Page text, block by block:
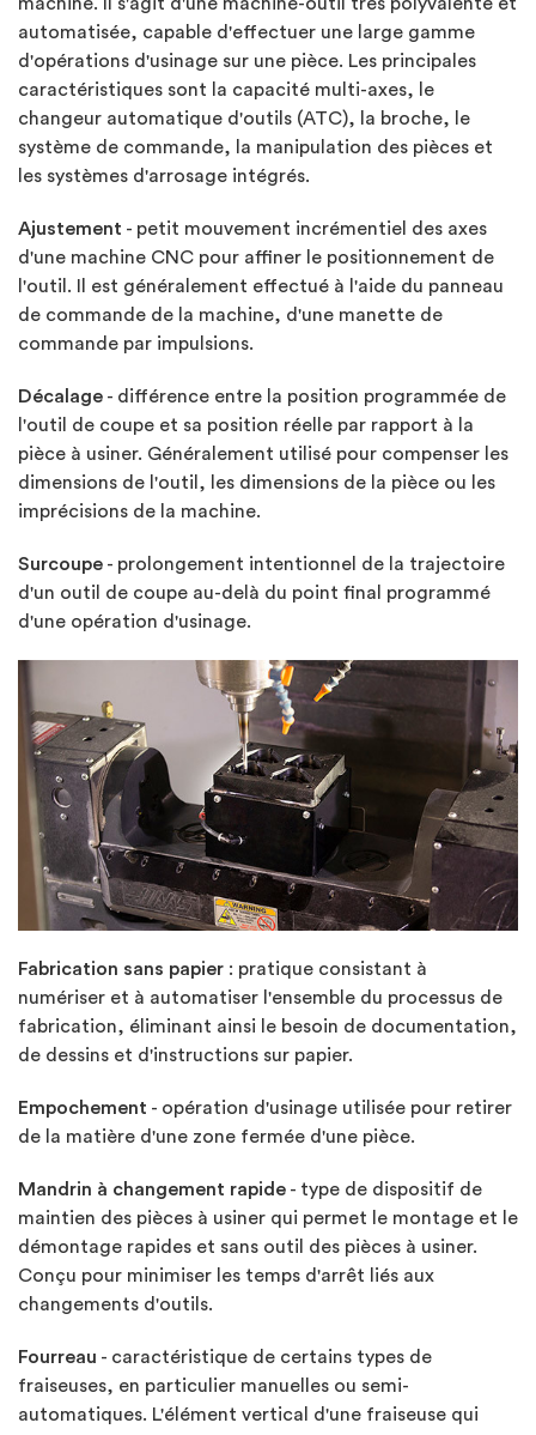
automatisée, capable d'effectuer une large gamme
d'opérations d'usinage sur une pièce. Les principales
caractéristiques sont la capacité multi-axes, le
changeur automatique d'outils (ATC), la broche, le
système de commande, la manipulation des pièces et
les systèmes d'arrosage intégrés.
Ajustement - petit mouvement incrémentiel des axes
d'une machine CNC pour affiner le positionnement de
l'outil. Il est généralement effectué à l'aide du panneau
de commande de la machine, d'une manette de
commande par impulsions.
Décalage - différence entre la position programmée de
l'outil de coupe et sa position réelle par rapport à la
pièce à usiner. Généralement utilisé pour compenser les
dimensions de l'outil, les dimensions de la pièce ou les
imprécisions de la machine.
Surcoupe - prolongement intentionnel de la trajectoire
d'un outil de coupe au-delà du point final programmé
d'une opération d'usinage.
Fabrication sans papier : pratique consistant à
numériser et à automatiser l'ensemble du processus de
fabrication, éliminant ainsi le besoin de documentation,
de dessins et d'instructions sur papier.
Empochement - opération d'usinage utilisée pour retirer
de la matière d'une zone fermée d'une pièce.
Mandrin à changement rapide - type de dispositif de
maintien des pièces à usiner qui permet le montage et le
démontage rapides et sans outil des pièces à usiner.
Conçu pour minimiser les temps d'arrêt liés aux
changements d'outils.
Fourreau - caractéristique de certains types de
fraiseuses, en particulier manuelles ou semi-
automatiques. L'élément vertical d'une fraiseuse qui